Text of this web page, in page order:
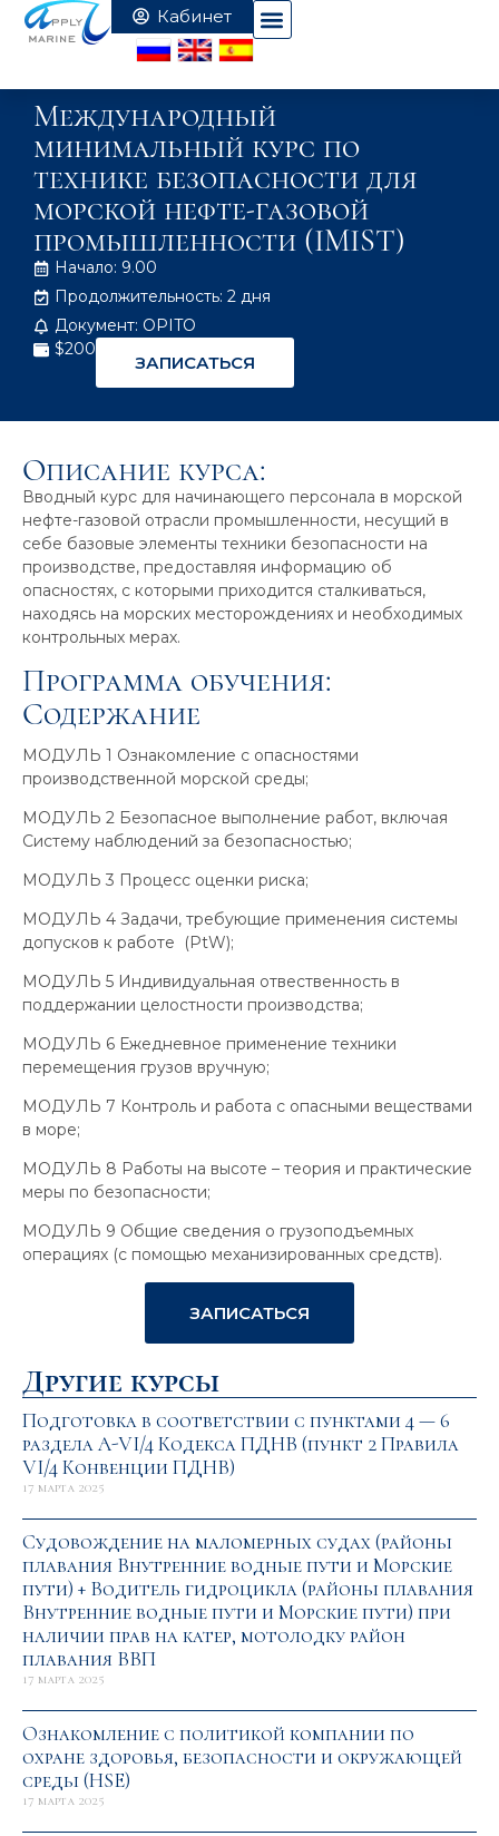
Международный
минимальный курс по
технике безопасности для
морской нефте-газовой
промышленности (IMIST)
Начало: 9.00
Продолжительность: 2 дня
Документ: OPITO
$200
ЗАПИСАТЬСЯ
Описание курса:
Вводный курс для начинающего персонала в морской
нефте-газовой отрасли промышленности, несущий в
себе базовые элементы техники безопасности на
производстве, предоставляя информацию об
опасностях, с которыми приходится сталкиваться,
находясь на морских месторождениях и необходимых
контрольных мерах.
Программа обучения:
Содержание
МОДУЛЬ 1 Ознакомление с опасностями
производственной морской среды;
МОДУЛЬ 2 Безопасное выполнение работ, включая
Систему наблюдений за безопасностью;
МОДУЛЬ 3 Процесс оценки риска;
МОДУЛЬ 4 Задачи, требующие применения системы
допусков к работе (PtW);
МОДУЛЬ 5 Индивидуальная отвественность в
поддержании целостности производства;
МОДУЛЬ 6 Ежедневное применение техники
перемещения грузов вручную;
МОДУЛЬ 7 Контроль и работа с опасными веществами
в море;
МОДУЛЬ 8 Работы на высоте – теория и практические
меры по безопасности;
МОДУЛЬ 9 Общие сведения о грузоподъемных
операциях (с помощью механизированных средств).
ЗАПИСАТЬСЯ
Другие курсы
Подготовка в соответствии с пунктами 4 — 6
раздела A-VI/4 Кодекса ПДНВ (пункт 2 Правила
VI/4 Конвенции ПДНВ)
17 марта 2025
Судовождение на маломерных судах (районы
плавания Внутренние водные пути и Морские
пути) + Водитель гидроцикла (районы плавания
Внутренние водные пути и Морские пути) при
наличии прав на катер, мотолодку район
плавания ВВП
17 марта 2025
Ознакомление с политикой компании по
охране здоровья, безопасности и окружающей
среды (HSE)
17 марта 2025